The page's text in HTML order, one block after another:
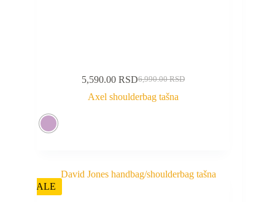
6,990.00RSD
5,590.00RSD
Axel shoulderbag tašna
SALE